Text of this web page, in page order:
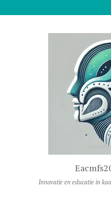
Innovatie en educatie in